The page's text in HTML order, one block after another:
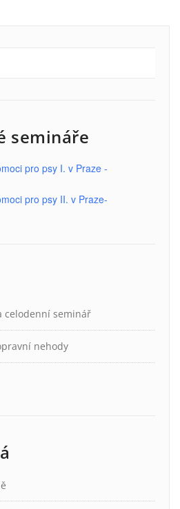
semináře
pro psy I. v Praze -
pro psy II. v Praze-
celodenní seminář
nehody